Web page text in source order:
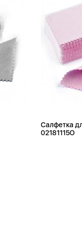
Салфетка
02181115O